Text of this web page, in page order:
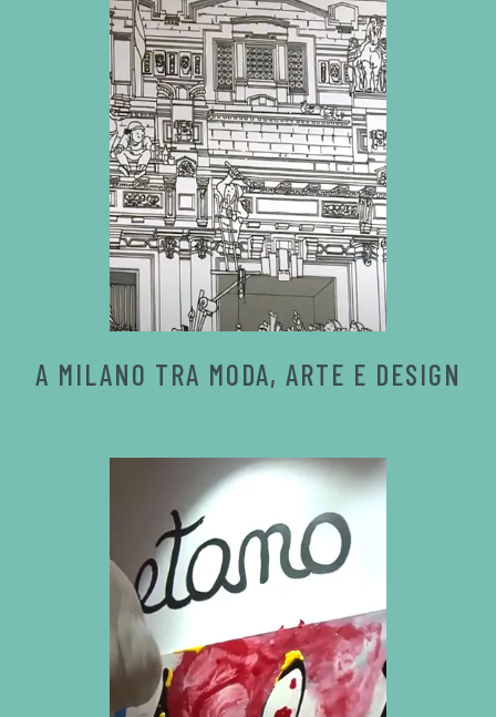
A MILANO TRA MODA, ARTE E DESIGN